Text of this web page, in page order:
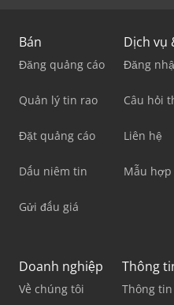
Bán
Đăng quảng cáo
Quản lý tin rao
Đặt quảng cáo
Dấu niêm tin
Gửi đấu giá
Dịch vụ
Đăng
Câu hỏi
Liên hệ
Mẫu
Doanh nghiệp
Về chúng tôi
Thông
Thông